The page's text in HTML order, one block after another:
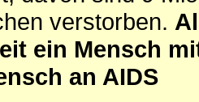
verstorben.
ein Mensch
an AIDS